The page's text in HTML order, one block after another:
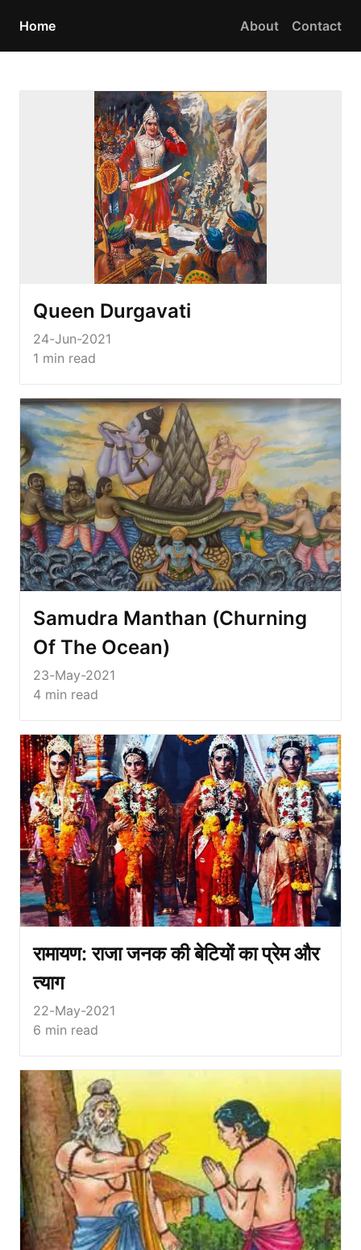
Home About Contact
Queen Durgavati
24-Jun-2021
1 min read
Samudra Manthan (Churning
Of The Ocean)
23-May-2021
4 min read
रामायण: राजा जनक की बेटियों का प्रेम और
त्याग
22-May-2021
6 min read